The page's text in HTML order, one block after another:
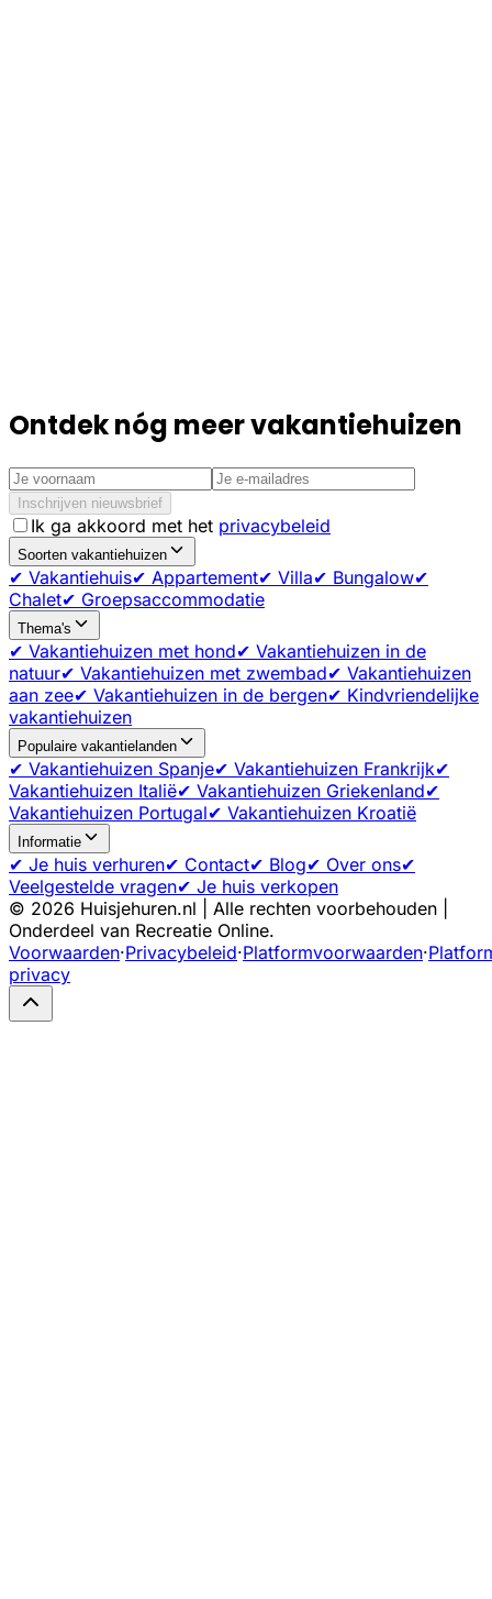
Ontdek nóg meer vakantiehuizen
Inschrijven nieuwsbrief
Ik ga akkoord met het privacybeleid
Soorten vakantiehuizen
✔ Vakantiehuis✔ Appartement✔ Villa✔ Bungalow✔
Chalet✔ Groepsaccommodatie
Thema's
✔ Vakantiehuizen met hond✔ Vakantiehuizen in de
natuur✔ Vakantiehuizen met zwembad✔ Vakantiehuizen
aan zee✔ Vakantiehuizen in de bergen✔ Kindvriendelijke
vakantiehuizen
Populaire vakantielanden
✔ Vakantiehuizen Spanje✔ Vakantiehuizen Frankrijk✔
Vakantiehuizen Italië✔ Vakantiehuizen Griekenland✔
Vakantiehuizen Portugal✔ Vakantiehuizen Kroatië
Informatie
✔ Je huis verhuren✔ Contact✔ Blog✔ Over ons✔
Veelgestelde vragen✔ Je huis verkopen
© 2026 Huisjehuren.nl | Alle rechten voorbehouden |
Onderdeel van Recreatie Online.
Voorwaarden·Privacybeleid·Platformvoorwaarden·
privacy